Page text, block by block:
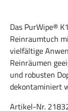
Das PurWipe®
Reinraumtuch
vielfältige
Reinräumen
und robusten
dekontaminiert
Artikel-Nr.